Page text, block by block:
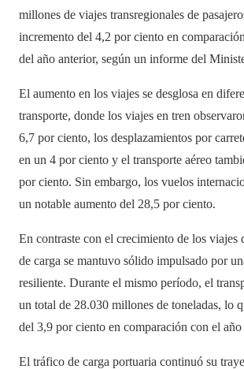
millones de viajes transregionales de
incremento del 4,2 por ciento en
del año anterior, según un informe del
El aumento en los viajes se desglosa en
transporte, donde los viajes en tren
6,7 por ciento, los desplazamientos por
en un 4 por ciento y el transporte aéreo
por ciento. Sin embargo, los vuelos
un notable aumento del 28,5 por ciento.
En contraste con el crecimiento de los viajes
de carga se mantuvo sólido impulsado por
resiliente. Durante el mismo período, el
un total de 28.030 millones de toneladas, lo
del 3,9 por ciento en comparación con el año
El tráfico de carga portuaria continuó su